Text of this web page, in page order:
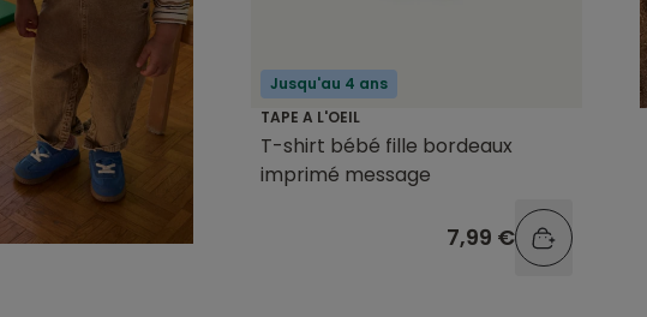
Jusqu'au 4 ans
TAPE A L'OEIL
T-shirt bébé fille bordeaux
imprimé message
7,99 €